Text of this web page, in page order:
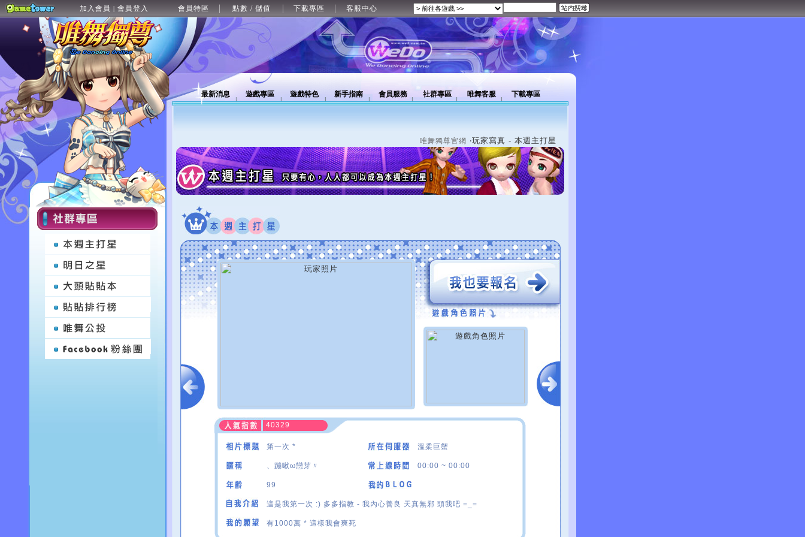
加入會員 | 會員登入 會員特區 點數 / 儲值 下載專區 客服中心
最新消息 遊戲專區 遊戲特色 新手指南 會員服務 社群專區 唯舞客服 下載專區
唯舞獨尊官網 ‧玩家寫真 - 本週主打星
40329
第一次 * 溫柔巨蟹
、蹦啾ω戀芽〃 00:00 ~ 00:00
99
這是我第一次 :) 多多指教 - 我內心善良 天真無邪 頭我吧 =_=
有1000萬 * 這樣我會爽死